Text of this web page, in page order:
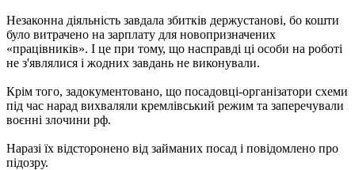
Незаконна діяльність завдала збитків держустанові, бо кошти
було витрачено на зарплату для новопризначених
«працівників». І це при тому, що насправді ці особи на роботі
не з'являлися і жодних завдань не виконували.
Крім того, задокументовано, що посадовці-організатори схеми
під час нарад вихваляли кремлівський режим та заперечували
воєнні злочини рф.
Наразі їх відсторонено від займаних посад і повідомлено про
підозру.